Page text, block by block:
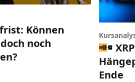
Können
noch
Ende